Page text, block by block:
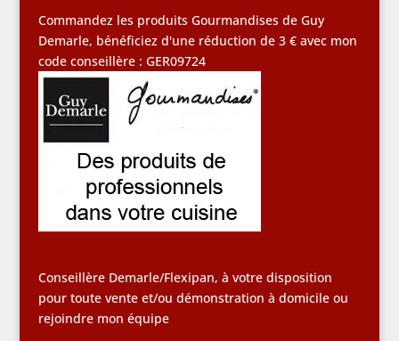
Commandez les produits Gourmandises de Guy
Demarle, bénéficiez d'une réduction de 3 € avec mon
code conseillère : GER09724
Conseillère Demarle/Flexipan, à votre disposition
pour toute vente et/ou démonstration à domicile ou
rejoindre mon équipe